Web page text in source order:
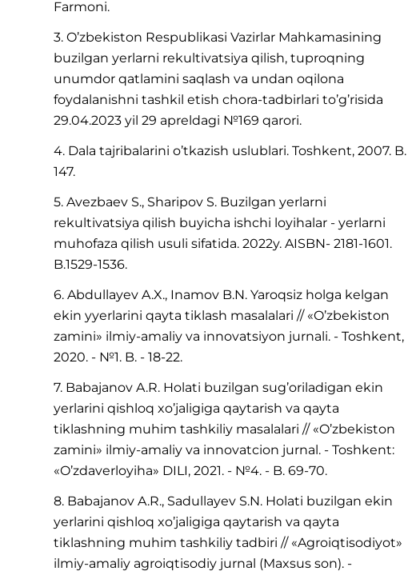
Farmoni.
3. O’zbekiston Respublikasi Vazirlar Mahkamasining
buzilgan yerlarni rekultivatsiya qilish, tuproqning
unumdor qatlamini saqlash va undan oqilona
foydalanishni tashkil etish chora-tadbirlari to’g’risida
29.04.2023 yil 29 apreldagi №169 qarori.
4. Dala tajribalarini o’tkazish uslublari. Toshkent, 2007. B.
147.
5. Avezbaev S., Sharipov S. Buzilgan yerlarni
rekultivatsiya qilish buyicha ishchi loyihalar - yerlarni
muhofaza qilish usuli sifatida. 2022y. AISBN- 2181-1601.
B.1529-1536.
6. Abdullayev A.X., Inamov B.N. Yaroqsiz holga kelgan
ekin yyerlarini qayta tiklash masalalari // «O’zbekiston
zamini» ilmiy-amaliy va innovatsiyon jurnali. - Toshkent,
2020. - №1. B. - 18-22.
7. Babajanov A.R. Holati buzilgan sug’oriladigan ekin
yerlarini qishloq xo’jaligiga qaytarish va qayta
tiklashning muhim tashkiliy masalalari // «O’zbekiston
zamini» ilmiy-amaliy va innovatcion jurnal. - Toshkent:
«O’zdaverloyiha» DILI, 2021. - №4. - B. 69-70.
8. Babajanov A.R., Sadullayev S.N. Holati buzilgan ekin
yerlarini qishloq xo’jaligiga qaytarish va qayta
tiklashning muhim tashkiliy tadbiri // «Agroiqtisodiyot»
ilmiy-amaliy agroiqtisodiy jurnal (Maxsus son). -